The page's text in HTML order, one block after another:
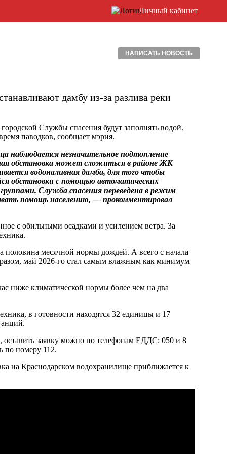
Личный кабинет
НАПИСАТЬ НОВОСТЬ
дамбу из-за разлива реки
Службы спасения будут заполнять водой.
паводков, сообщает мэрия.
наблюдается незначительное подтопление
обстановка может сложиться в районе ЖК
водоналивная дамба, для того чтобы
обстановки с помощью автоматических
Служба спасения переведена в режим
помощь населению, — прокомментировал
с обильными осадками и усилением ветра. За
месячной нормы дождей. А всего с начала
май 2026-го стал самым влажным как минимум
ниже климатической нормы более чем на два
в готовности находятся 32 единицы и 17
оставить заявку можно по телефонам ЕДДС: 050 и 8
по номеру 112.
на Краснодарском водохранилище приближается к